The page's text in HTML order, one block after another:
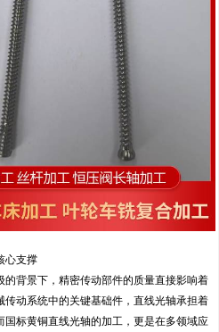
心支撑
背景下，精密传动部件的质量直接影响着
动系统中的关键基础件，直线光轴承担着
标黄铜直线光轴的加工，更是在多领域应